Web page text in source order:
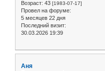
Возраст: 43 [1983-07-17]
Провел на форуме:
5 месяцев 22 дня
Последний визит:
30.03.2026 19:39
Аня